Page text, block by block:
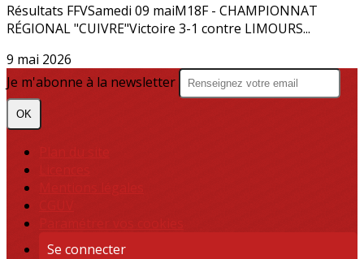
Résultats FFVSamedi 09 maiM18F - CHAMPIONNAT
RÉGIONAL "CUIVRE"Victoire 3-1 contre LIMOURS...
9 mai 2026
Je m'abonne à la newsletter
OK
Plan du site
Mentions légales
CGUV
Paramétrer vos cookies
Se connecter